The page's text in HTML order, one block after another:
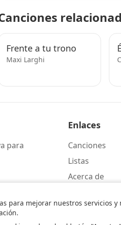
Frente a tu trono
Maxi Larghi
para
Enlaces
Canciones
Listas
Acerca de
para mejorar nuestros servicios